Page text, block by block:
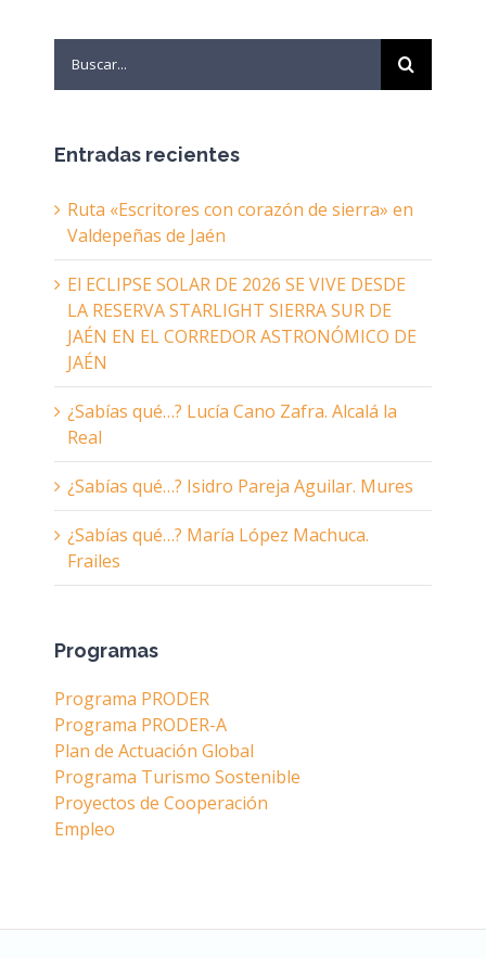
for:
Entradas recientes
Ruta «Escritores con corazón de sierra» en
Valdepeñas de Jaén
El ECLIPSE SOLAR DE 2026 SE VIVE DESDE
LA RESERVA STARLIGHT SIERRA SUR DE
JAÉN EN EL CORREDOR ASTRONÓMICO DE
JAÉN
¿Sabías qué…? Lucía Cano Zafra. Alcalá la
Real
¿Sabías qué…? Isidro Pareja Aguilar. Mures
¿Sabías qué…? María López Machuca.
Frailes
Programas
Programa PRODER
Programa PRODER-A
Plan de Actuación Global
Programa Turismo Sostenible
Proyectos de Cooperación
Empleo